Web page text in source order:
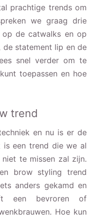
prachtige trends om
we graag drie
de catwalks en op
de statement lip en de
snel verder om te
toepassen en hoe
trend
en nu is er de
is een trend die we al
te missen zal zijn.
brow styling trend
anders gekamd en
een bevroren of
Hoe kun